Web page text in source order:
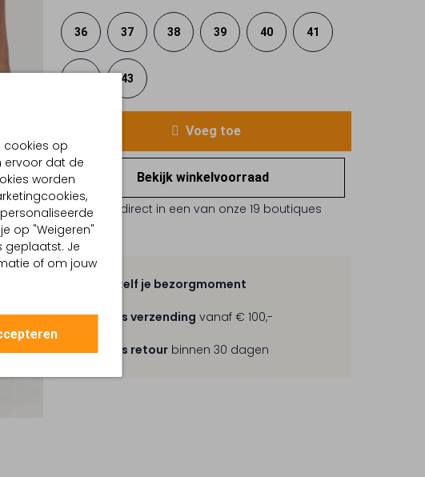
cookies op
ervoor dat de
worden
op "Weigeren"
geplaatst. Je
of om jouw
36 37 38 39 40 41
43
Voeg toe
Bekijk winkelvoorraad
Reserveer direct in een van onze 19 boutiques
Kies zelf je bezorgmoment
Gratis verzending vanaf € 100,-
Gratis retour binnen 30 dagen